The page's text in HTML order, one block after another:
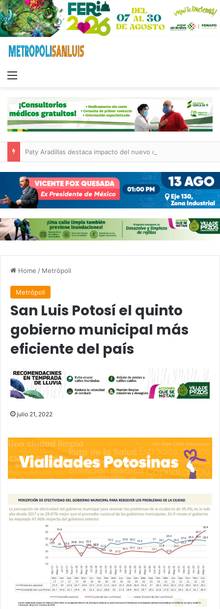
Home / Metrópoli
Metrópoli
San Luis Potosí el quinto
gobierno municipal más
eficiente del país
julio 21, 2022